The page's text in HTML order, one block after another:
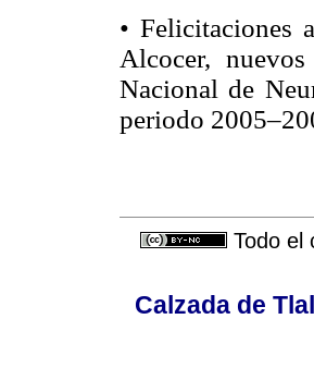
• Felicitaciones
Alcocer,
Nacional de
periodo
Todo el
Calzada de